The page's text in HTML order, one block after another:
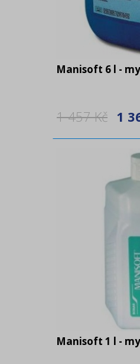
Manisoft 6 l -
1 457 Kč 1
Manisoft 1 l -